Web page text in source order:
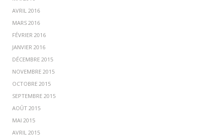
AVRIL 2016
MARS 2016
FÉVRIER 2016
JANVIER 2016
DÉCEMBRE 2015
NOVEMBRE 2015
OCTOBRE 2015
SEPTEMBRE 2015
AOÛT 2015
MAI 2015
AVRIL 2015